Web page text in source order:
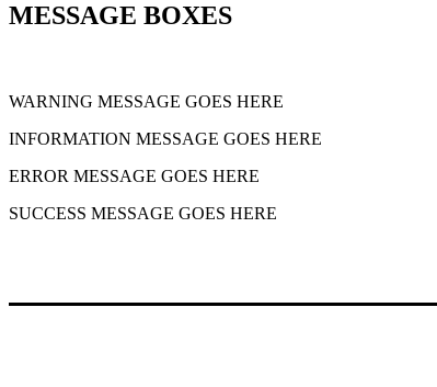
MESSAGE BOXES
WARNING MESSAGE GOES HERE
INFORMATION MESSAGE GOES HERE
ERROR MESSAGE GOES HERE
SUCCESS MESSAGE GOES HERE